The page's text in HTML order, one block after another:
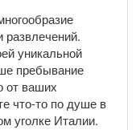
развлечений.
уникальной
пребывание
от ваших
что-то по душе в
уголке Италии.